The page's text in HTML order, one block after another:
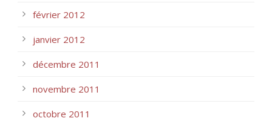
février 2012
janvier 2012
décembre 2011
novembre 2011
octobre 2011